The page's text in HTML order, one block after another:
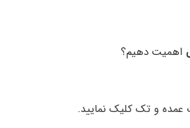
اهمیت دهیم؟
عمده و تک کلیک نمایید.